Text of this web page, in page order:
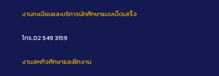
งานทะเบียนและบริการนักศึกษาแบบเบ็ดเสร็จ
โทร.02 549 3159
งานสหกิจศึกษาและฝึกงาน